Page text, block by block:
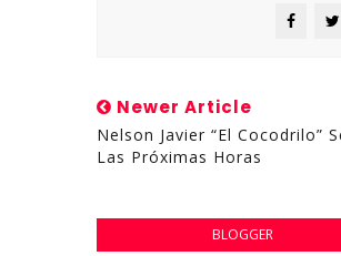
Newer Article
Nelson Javier “El Cocodrilo”
Las Próximas Horas
BLOGGER